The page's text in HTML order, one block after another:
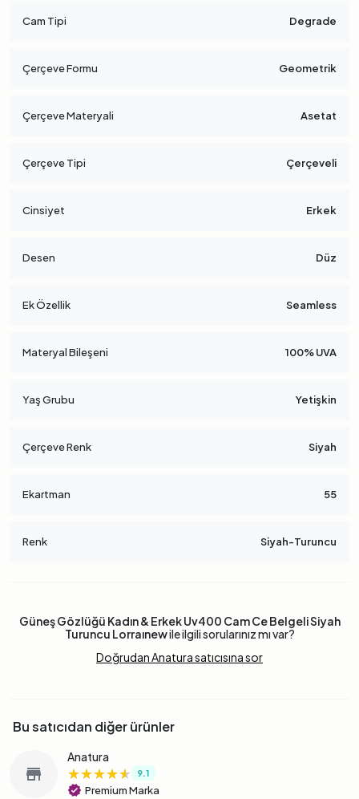
Cam Tipi Degrade
Çerçeve Formu Geometrik
Çerçeve Materyali Asetat
Çerçeve Tipi Çerçeveli
Cinsiyet Erkek
Desen Düz
Ek Özellik Seamless
Materyal Bileşeni 100% UVA
Yaş Grubu Yetişkin
Çerçeve Renk Siyah
Ekartman 55
Renk Siyah-Turuncu
Güneş Gözlüğü Kadın & Erkek Uv400 Cam Ce Belgeli Siyah
Turuncu Lorraınewile ilgili sorularınız mı var?
Doğrudan Anatura satıcısına sor
Bu satıcıdan diğer ürünler
store
Anatura
★★★★★
★★★★★
★★★★★ 9.1
verified Premium Marka